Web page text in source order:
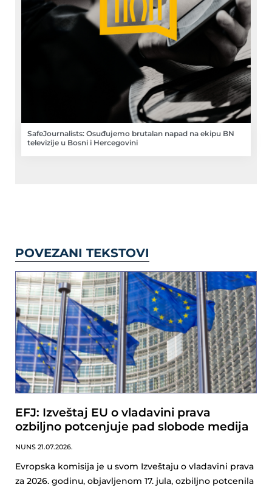
SafeJournalists: Osuđujemo brutalan napad na ekipu BN
televizije u Bosni i Hercegovini
POVEZANI TEKSTOVI
EFJ: Izveštaj EU o vladavini prava
ozbiljno potcenjuje pad slobode medija
NUNS 21.07.2026.
Evropska komisija je u svom Izveštaju o vladavini prava
za 2026. godinu, objavljenom 17. jula, ozbiljno potcenila